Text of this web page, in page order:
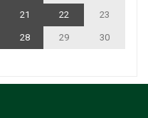
21 22 23
28 29
30